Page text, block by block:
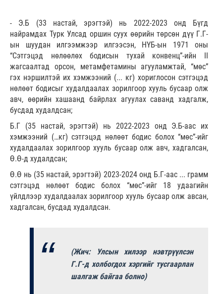
- Э.Б (33 настай, эрэгтэй) нь 2022-2023 онд Бүгд
найрамдах Турк Улсад оршин суух өөрийн төрсөн дүү Г.Г-
ын шуудан илгээмжээр илгээсэн, НҮБ-ын 1971 оны
“Сэтгэцэд нөлөөлөх бодисын тухай конвенц”-ийн II
жагсаалтад орсон, метамфетамины агууламжтай, “мөс”
гэх нэршилтэй их хэмжээний (... кг) хориглосон сэтгэцэд
нөлөөт бодисыг худалдаалах зорилгоор хууль бусаар олж
авч, өөрийн хашаанд байрлах агуулах саванд хадгалж,
бусдад худалдсан;
Б.Г (35 настай, эрэгтэй) нь 2022-2023 онд Э.Б-аас их
хэмжээний (…кг) сэтгэцэд нөлөөт бодис болох “мөс”-ийг
худалдаалах зорилгоор хууль бусаар олж авч, хадгалсан,
Ө.Ө-д худалдсан;
Ө.Ө нь (35 настай, эрэгтэй) 2023-2024 онд Б.Г-аас ... грамм
сэтгэцэд нөлөөт бодис болох “мөс”-ийг 18 удаагийн
үйлдлээр худалдаалах зорилгоор хууль бусаар олж авсан,
хадгалсан, бусдад худалдсан.
(Жич: Улсын хилээр нэвтрүүлсэн
Г.Г-д холбогдох хэргийг тусгаарлан
шалгаж байгаа болно)